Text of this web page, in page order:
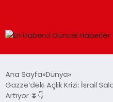
SPOR
Ana Sayfa Dünya
Gazze’deki Açlık Krizi: İsrail
Artıyor ⏬👇